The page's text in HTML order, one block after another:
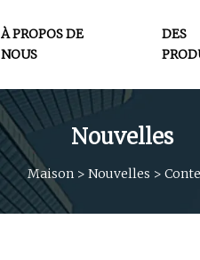
À PROPOS DE
NOUS
DES
Nouvelles
Maison > Nouvelles >